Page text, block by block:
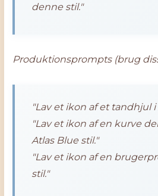
denne stil."
Produktionsprompts (brug
"Lav et ikon af et tandhjul i
"Lav et ikon af en kurve
Atlas Blue stil."
"Lav et ikon af en
stil."